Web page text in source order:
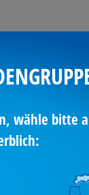
wähle bitte